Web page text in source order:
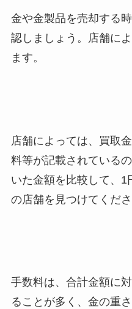
金や金製品を売却する
認しましょう。店舗に
ます。
店舗によっては、買取
料等が記載されている
いた金額を比較して、
の店舗を見つけてくださ
手数料は、合計金額に
ることが多く、金の重